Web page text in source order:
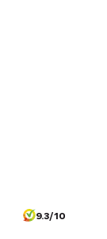
9.3/10